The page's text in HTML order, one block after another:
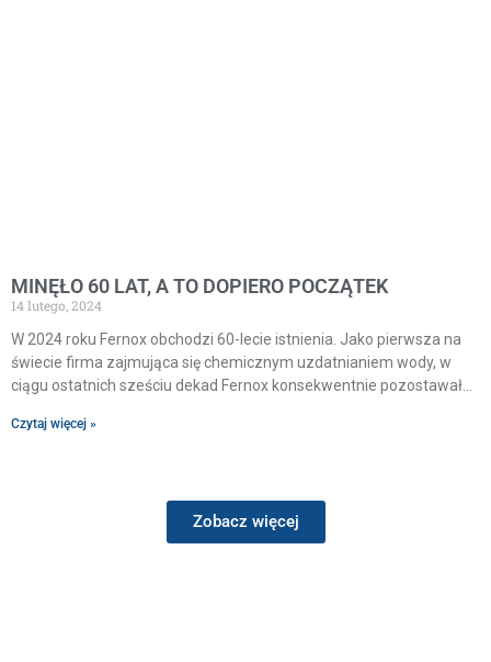
MINĘŁO 60 LAT, A TO DOPIERO POCZĄTEK
14 lutego, 2024
W 2024 roku Fernox obchodzi 60-lecie istnienia. Jako pierwsza na
świecie firma zajmująca się chemicznym uzdatnianiem wody, w
ciągu ostatnich sześciu dekad Fernox konsekwentnie pozostawał
Czytaj więcej »
Zobacz więcej